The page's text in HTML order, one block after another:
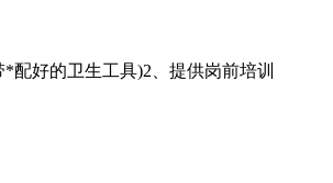
配好的卫生工具)2、提供岗前培训